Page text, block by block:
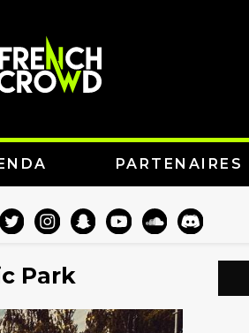
PARTENAIRES
Park